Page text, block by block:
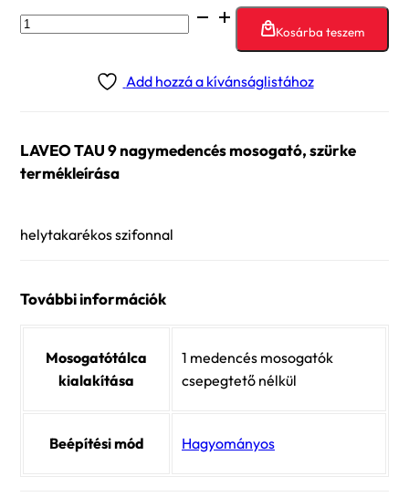
LAVEO
TAU
nagymedencés
mennyiség
Kosárba teszem
Add hozzá a kívánságlistához
LAVEO TAU 9 nagymedencés mosogató, szürke
termékleírása
helytakarékos szifonnal
További információk
Mosogatótálca
kialakítása
1 medencés mosogatók
csepegtető nélkül
Beépítési mód Hagyományos